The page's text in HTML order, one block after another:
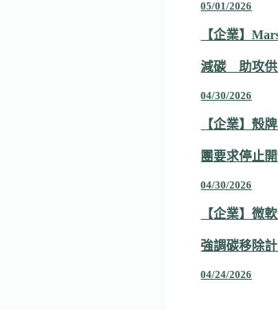
05/01/2026
【企業】
減碳 助攻供
04/30/2026
【企業】殼
團要求停止
04/30/2026
【企業】微
強調碳移除
04/24/2026